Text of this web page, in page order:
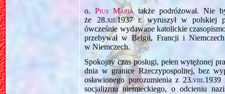
o.Pius Mariatakże podróżował. Nie
że 28.xii.1937r. wyruszył w polskiej
ówcześnie wydawane katolickie
przebywał w Belgii, Francji i
w Niemczech.
Spokojny czas posługi, pełen wytężonej
dnia w granice Rzeczypospolitej, bez
osławionego porozumienia z 23.viii.1939
socjalizmu niemieckiego, o odcieniu